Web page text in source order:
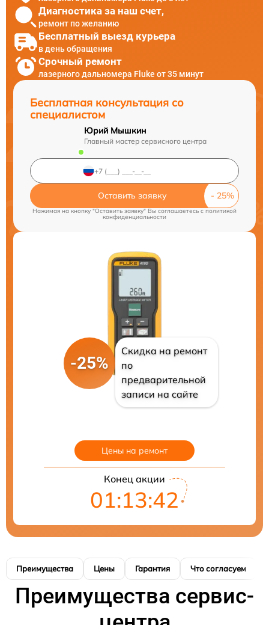
Диагностика за наш счет,
ремонт по желанию
Бесплатный выезд курьера
в день обращения
Срочный ремонт
лазерного дальномера Fluke от 35 минут
Бесплатная консультация со
специалистом
Юрий Мышкин
Главный мастер сервисного центра
Оставить заявку
Нажимая на кнопку "Оставить заявку" Вы соглашаетесь cполитикой
конфиденциальности
-25%
Скидка на ремонт
по
предварительной
записи на сайте
Цены на ремонт
Конец акции
01:13:41
Преимущества Цены Гарантия Что согласуем
Преимущества сервис-